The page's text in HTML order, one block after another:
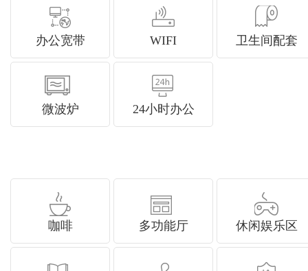
办公宽带 WIFI 卫生间配套
微波炉 24小时办公
咖啡 多功能厅 休闲娱乐区